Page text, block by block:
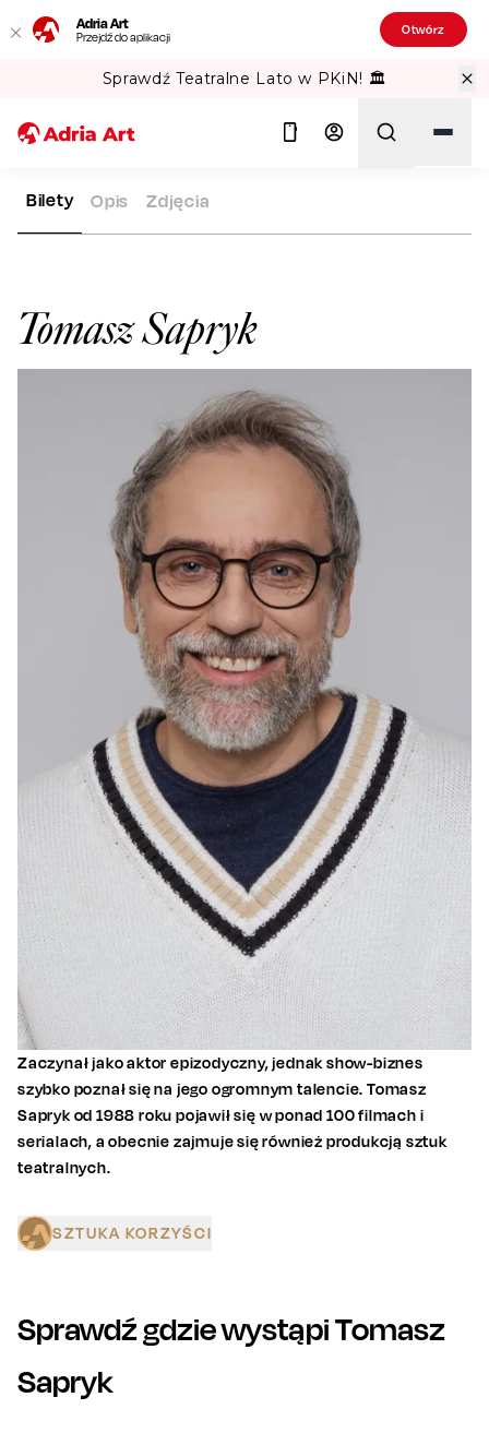
Adria Art
Przejdź do aplikacji Otwórz
Sprawdź Teatralne Lato w PKiN! 🏛️
ADRIA ART ARTYŚCI TOMASZ SAPRYK
Tomasz Sapryk
Bilety Opis Zdjęcia
Zaczynał jako aktor epizodyczny, jednak show-biznes
szybko poznał się na jego ogromnym talencie. Tomasz
Sapryk od 1988 roku pojawił się w ponad 100 filmach i
serialach, a obecnie zajmuje się również produkcją sztuk
teatralnych.
SZTUKA KORZYŚCI
Sprawdź gdzie wystąpiTomasz
Sapryk